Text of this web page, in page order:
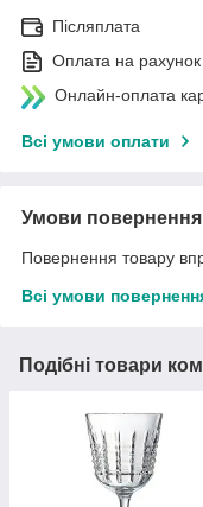
Післяплата
Оплата на рахунок
Онлайн-оплата
Всі умови оплати
Умови повернення
Повернення товару
Всі умови
Подібні товари